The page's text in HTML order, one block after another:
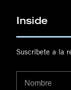
Inside
Suscríbete a la